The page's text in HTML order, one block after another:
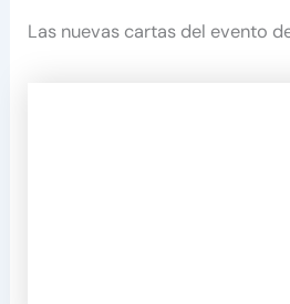
Las nuevas cartas del evento